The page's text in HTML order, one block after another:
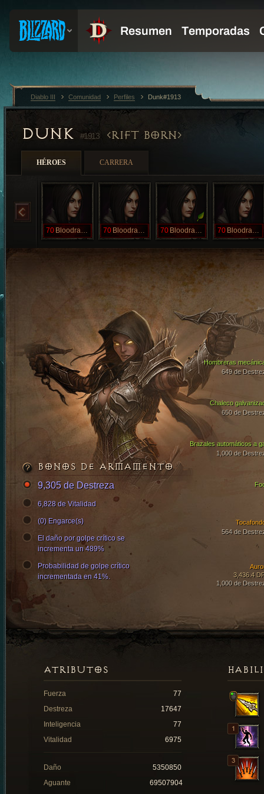
DUNK #1913 RIFT BORN
HÉROES CARRERA
70 Bloodrayne 70 Bloodrayne 70 Bloodrayne 70 Bloodrayne
Chaleco
650 de
Brazales automáticos a
1,000 de
Hombreras
649 de
564 de
3,436.4
1,000 de
BONOS DE ARMAMENTO
9,305 de Destreza
6,828 de Vitalidad
(0) Engarce(s)
El daño por golpe crítico se
incrementa un 489%
Probabilidad de golpe crítico
incrementada en 41%.
ATRIBUTOS
Fuerza
77
Destreza
17647
Inteligencia
77
Vitalidad
6975
Daño
5350850
Aguante
69507904
Diablo III Comunidad Perfiles Dunk#1913